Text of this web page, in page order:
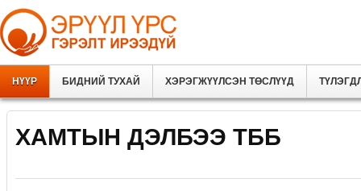
НҮҮР БИДНИЙ ТУХАЙ ХЭРЭГЖҮҮЛСЭН ТӨСЛҮҮД
ХАМТЫН ДЭЛБЭЭ ТББ